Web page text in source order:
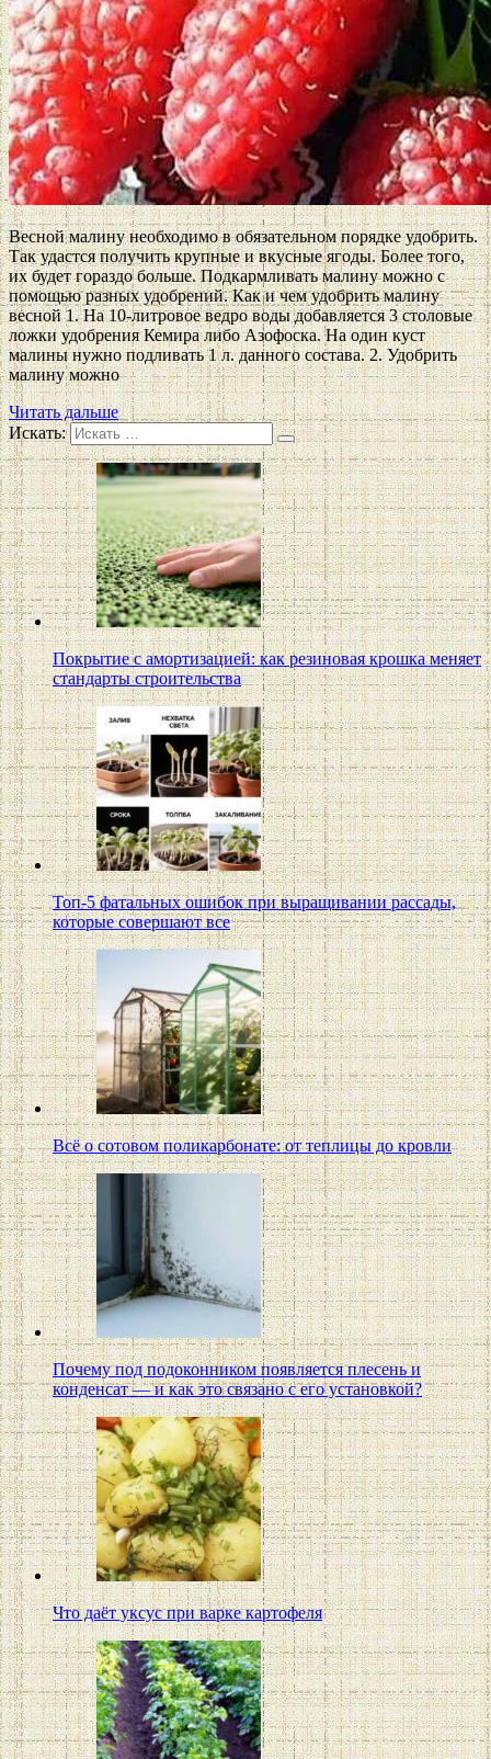
Весной малину необходимо в обязательном порядке удобрить.
Так удастся получить крупные и вкусные ягоды. Более того,
их будет гораздо больше. Подкармливать малину можно с
помощью разных удобрений. Как и чем удобрить малину
весной 1. На 10-литровое ведро воды добавляется 3 столовые
ложки удобрения Кемира либо Азофоска. На один куст
малины нужно подливать 1 л. данного состава. 2. Удобрить
малину можно
Читать дальше
Искать:
Покрытие с амортизацией: как резиновая крошка меняет
стандарты строительства
Топ-5 фатальных ошибок при выращивании рассады,
которые совершают все
Всё о сотовом поликарбонате: от теплицы до кровли
Почему под подоконником появляется плесень и
конденсат — и как это связано с его установкой?
Что даёт уксус при варке картофеля